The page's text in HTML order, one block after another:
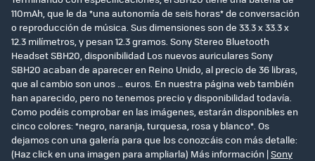
110mAh, que le da *una autonomía de seis horas* de conversación
o reproducción de música. Sus dimensiones son de 33.3 x 33.3 x
12.3 milímetros, y pesan 12.3 gramos. Sony Stereo Bluetooth
Headset SBH20, disponibilidad Los nuevos auriculares Sony
SBH20 acaban de aparecer en Reino Unido, al precio de 36 libras,
que al cambio son unos … euros. En nuestra página web también
han aparecido, pero no tenemos precio y disponibilidad todavía.
Como podéis comprobar en las imágenes, estarán disponibles en
cinco colores: *negro, naranja, turquesa, rosa y blanco*. Os
dejamos con una galería para que los conozcáis con más detalle:
(Haz click en una imagen para ampliarla) Más información |Sony